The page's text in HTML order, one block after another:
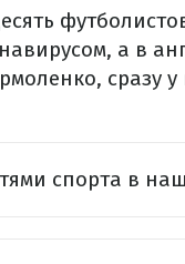
а в
сразу
спорта в